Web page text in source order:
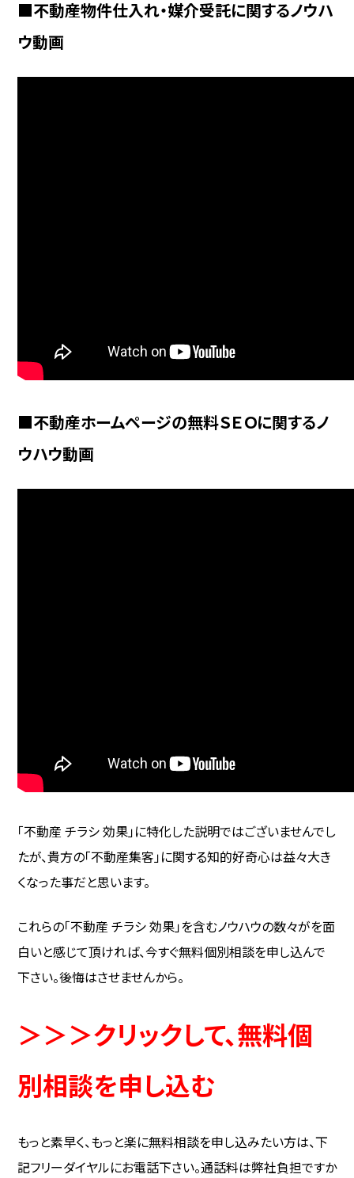
■不動産物件仕入れ・媒介受託に関するノウハ
ウ動画
■不動産ホームページの無料ＳＥＯに関するノ
ウハウ動画
「不動産 チラシ 効果」に特化した説明ではございませんでし
たが、貴方の「不動産集客」に関する知的好奇心は益々大き
くなった事だと思います。
これらの「不動産 チラシ 効果」を含むノウハウの数々がを面
白いと感じて頂ければ、今すぐ無料個別相談を申し込んで
下さい。後悔はさせませんから。
＞＞＞クリックして、無料個
別相談を申し込む
もっと素早く、もっと楽に無料相談を申し込みたい方は、下
記フリーダイヤルにお電話下さい。通話料は弊社負担ですか